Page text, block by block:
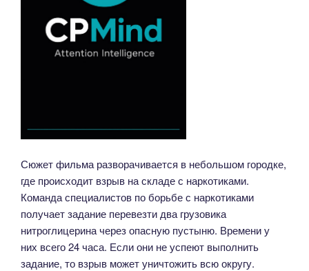
Сюжет фильма разворачивается в небольшом городке,
где происходит взрыв на складе с наркотиками.
Команда специалистов по борьбе с наркотиками
получает задание перевезти два грузовика
нитроглицерина через опасную пустыню. Времени у
них всего 24 часа. Если они не успеют выполнить
задание, то взрыв может уничтожить всю округу.